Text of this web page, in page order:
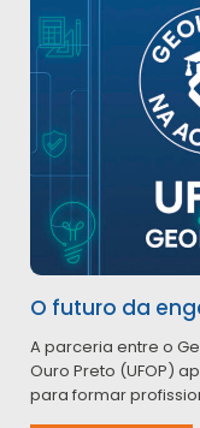
O futuro da
A parceria entre o
Ouro Preto (UFOP)
para formar